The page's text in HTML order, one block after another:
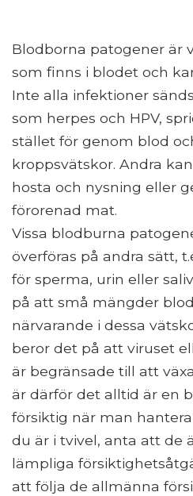
Blodborna patogener är
som finns i blodet och
Inte alla infektioner
som herpes och HPV,
stället för genom blod
kroppsvätskor. Andra
hosta och nysning eller
förorenad mat.
Vissa blodburna
överföras på andra sätt,
för sperma, urin eller
på att små mängder
närvarande i dessa
beror det på att viruset
är begränsade till att
är därför det alltid är en
försiktig när man
du är i tvivel, anta att de
lämpliga
att följa de allmänna